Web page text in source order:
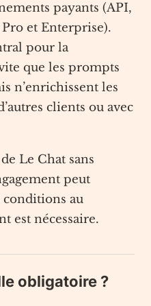
payants (API,
et Enterprise).
pour la
que les prompts
n’enrichissent les
clients ou avec
Le Chat sans
peut
au
est nécessaire.
obligatoire ?